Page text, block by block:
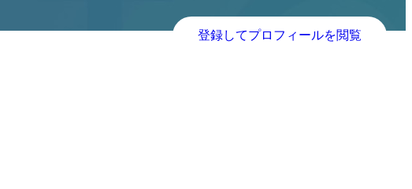
登録してプロフィールを閲覧